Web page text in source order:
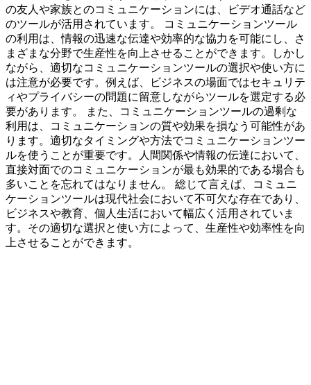
の友人や家族とのコミュニケーションには、ビデオ通話など
のツールが活用されています。 コミュニケーションツール
の利用は、情報の迅速な伝達や効率的な協力を可能にし、さ
まざまな分野で生産性を向上させることができます。しかし
ながら、適切なコミュニケーションツールの選択や使い方に
は注意が必要です。例えば、ビジネスの場面ではセキュリテ
ィやプライバシーの問題に留意しながらツールを選定する必
要があります。 また、コミュニケーションツールの過剰な
利用は、コミュニケーションの質や効果を損なう可能性があ
ります。適切なタイミングや方法でコミュニケーションツー
ルを使うことが重要です。人間関係や情報の伝達において、
直接対面でのコミュニケーションが最も効果的である場合も
多いことを忘れてはなりません。 総じて言えば、コミュニ
ケーションツールは現代社会において不可欠な存在であり、
ビジネスや教育、個人生活において幅広く活用されていま
す。その適切な選択と使い方によって、生産性や効率性を向
上させることができます。